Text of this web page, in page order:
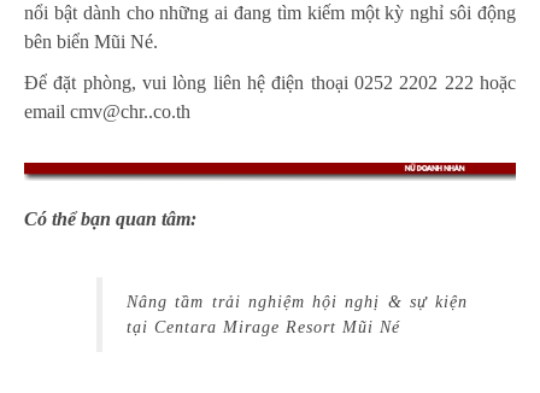
nổi bật dành cho những ai đang tìm kiếm một kỳ nghỉ sôi động
bên biển Mũi Né.
Để đặt phòng, vui lòng liên hệ điện thoại 0252 2202 222 hoặc
email cmv@chr..co.th
Có thể bạn quan tâm:
Nâng tầm trải nghiệm hội nghị & sự kiện
tại Centara Mirage Resort Mũi Né